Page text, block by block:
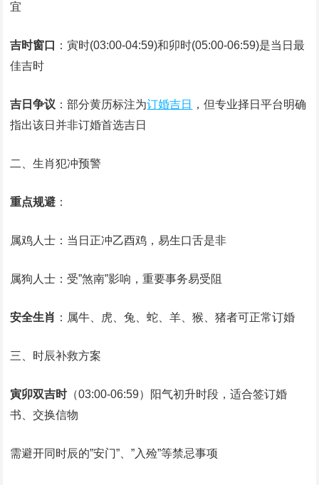
宜‌
吉时窗口
‌：寅时(03:00-04:59)和卯时(05:00-06:59)是当日最
佳吉时‌
吉日争议 ‌：部分黄历标注为订婚吉日
‌，但专业择日平台明确
指出该日并非订婚首选吉日‌
二、生肖犯冲预警
重点规避 ‌：
属鸡人士：当日正冲乙酉鸡，易生口舌是非‌
属狗人士：受”煞南”影响，重要事务易受阻‌
安全生肖 ‌：属牛、虎、兔、蛇、羊、猴、猪者可正常订婚‌
三、时辰补救方案
寅卯双吉时‌（03:00-06:59）阳气初升时段，适合签订婚
书、交换信物‌
需避开同时辰的”安门”、”入殓”等禁忌事项‌‌